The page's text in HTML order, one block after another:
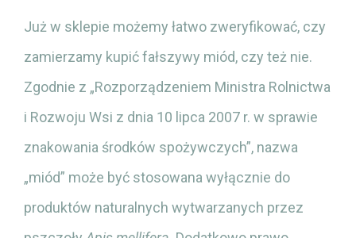
Już w sklepie możemy łatwo zweryfikować, czy
zamierzamy kupić fałszywy miód, czy też nie.
Zgodnie z „Rozporządzeniem Ministra Rolnictwa
i Rozwoju Wsi z dnia 10 lipca 2007 r. w sprawie
znakowania środków spożywczych”, nazwa
„miód” może być stosowana wyłącznie do
produktów naturalnych wytwarzanych przez